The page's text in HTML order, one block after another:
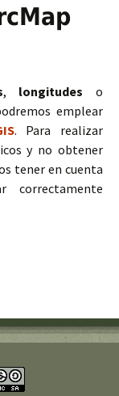
, longitudes o
emplear
. Para realizar
y no obtener
tener en cuenta
correctamente